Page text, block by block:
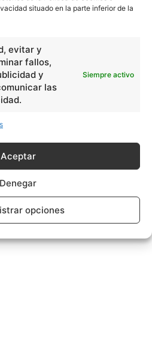
situado en la parte inferior de la
evitar y
fallos,
y
las
Siempre activo
Aceptar
Denegar
opciones